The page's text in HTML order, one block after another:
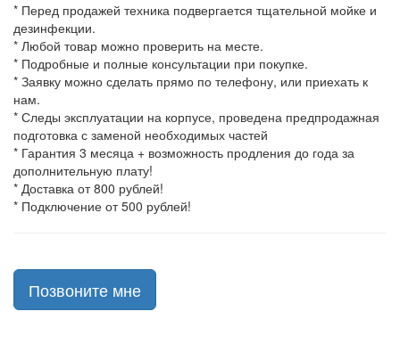
* Перед продажей техника подвергается тщательной мойке и
дезинфекции.
* Любой товар можно проверить на месте.
* Подробные и полные консультации при покупке.
* Заявку можно сделать прямо по телефону, или приехать к
нам.
* Следы эксплуатации на корпусе, проведена предпродажная
подготовка с заменой необходимых частей
* Гарантия 3 месяца + возможность продления до года за
дополнительную плату!
* Доставка от 800 рублей!
* Подключение от 500 рублей!
Позвоните мне